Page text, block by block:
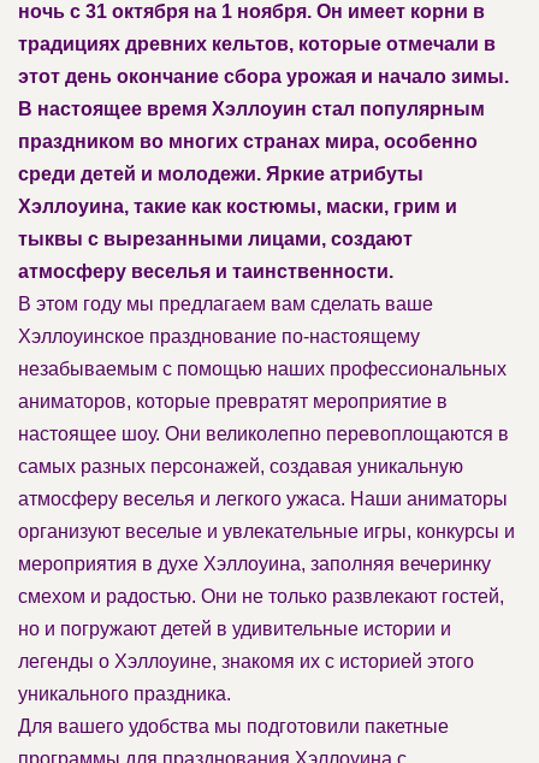
ночь с 31 октября на 1 ноября. Он имеет корни в
традициях древних кельтов, которые отмечали в
этот день окончание сбора урожая и начало зимы.
В настоящее время Хэллоуин стал популярным
праздником во многих странах мира, особенно
среди детей и молодежи. Яркие атрибуты
Хэллоуина, такие как костюмы, маски, грим и
тыквы с вырезанными лицами, создают
атмосферу веселья и таинственности.
В этом году мы предлагаем вам сделать ваше
Хэллоуинское празднование по-настоящему
незабываемым с помощью наших профессиональных
аниматоров, которые превратят мероприятие в
настоящее шоу. Они великолепно перевоплощаются в
самых разных персонажей, создавая уникальную
атмосферу веселья и легкого ужаса. Наши аниматоры
организуют веселые и увлекательные игры, конкурсы и
мероприятия в духе Хэллоуина, заполняя вечеринку
смехом и радостью. Они не только развлекают гостей,
но и погружают детей в удивительные истории и
легенды о Хэллоуине, знакомя их с историей этого
уникального праздника.
Для вашего удобства мы подготовили пакетные